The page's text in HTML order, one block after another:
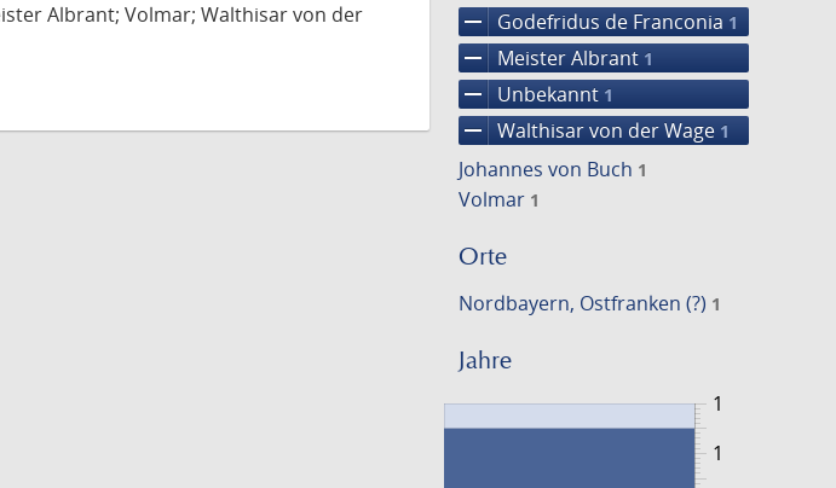
remove Godefridus de Franconia 1
remove Meister Albrant 1
remove Unbekannt 1
remove Walthisar von der Wage 1
Johannes von Buch 1
Volmar 1
Orte
Nordbayern, Ostfranken (?) 1
Jahre
1
1
Albrant; Volmar; Walthisar von der